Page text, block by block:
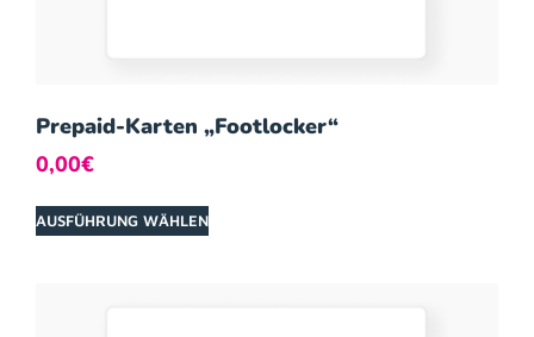
Prepaid-Karten „Footlocker“
0,00€
AUSFÜHRUNG WÄHLEN